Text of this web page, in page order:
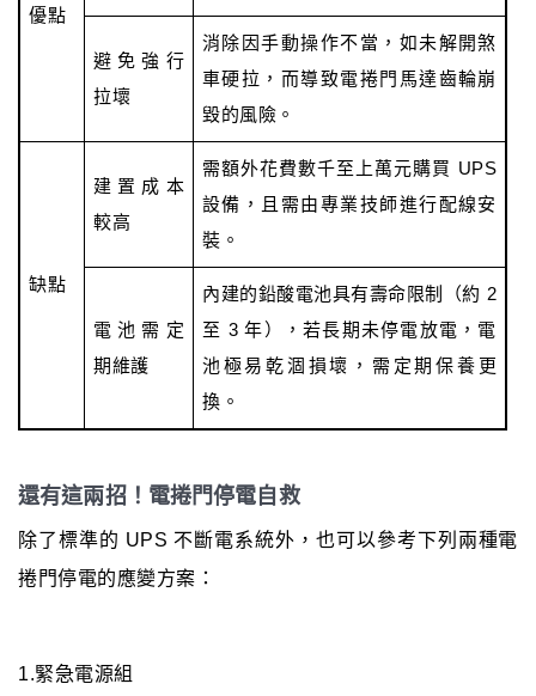
優點
避免強行
拉壞
消除因手動操作不當，如未解開煞
車硬拉，而導致電捲門馬達齒輪崩
毀的風險。
缺點
建置成本
較高
需額外花費數千至上萬元購買 UPS
設備，且需由專業技師進行配線安
裝。
電池需定
期維護
內建的鉛酸電池具有壽命限制（約 2
至 3 年），若長期未停電放電，電
池極易乾涸損壞，需定期保養更
換。
還有這兩招！電捲門停電自救
除了標準的 UPS 不斷電系統外，也可以參考下列兩種電
捲門停電的應變方案：
1.緊急電源組